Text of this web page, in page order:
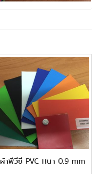
ผ้าพีวีซี PVC หนา 0.9 mm